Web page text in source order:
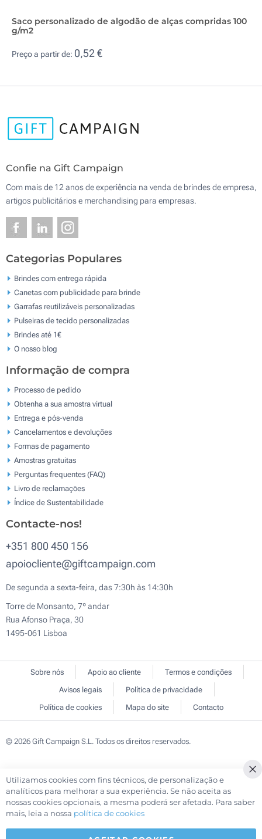
Saco personalizado de algodão de alças compridas 100
g/m2
Preço a partir de: 0,52 €
Confie na Gift Campaign
Com mais de 12 anos de experiência na venda de brindes de empresa,
artigos publicitários e merchandising para empresas.
Categorias Populares
Brindes com entrega rápida
Canetas com publicidade para brinde
Garrafas reutilizáveis personalizadas
Pulseiras de tecido personalizadas
Brindes até 1€
O nosso blog
Informação de compra
Processo de pedido
Obtenha a sua amostra virtual
Entrega e pós-venda
Cancelamentos e devoluções
Formas de pagamento
Amostras gratuitas
Perguntas frequentes (FAQ)
Livro de reclamaçōes
Índice de Sustentabilidade
Contacte-nos!
+351 800 450 156
apoiocliente@giftcampaign.com
De segunda a sexta-feira, das 7:30h às 14:30h
Torre de Monsanto, 7º andar
Rua Afonso Praça, 30
1495-061 Lisboa
Sobre nós Apoio ao cliente
Termos e condições
Avisos legais
Política de privacidade
Política de cookies
Mapa do site Contacto
© 2026 Gift Campaign S.L. Todos os direitos reservados.
Utilizamos cookies com fins técnicos, de personalização e
analíticos para melhorar a sua experiência. Se não aceita as
nossas cookies opcionais, a mesma poderá ser afetada. Para saber
mais, leia a nossa política de cookies